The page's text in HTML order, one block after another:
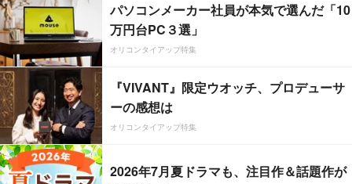
パソコンメーカー社員が本気で選んだ「10
万円台PC３選」
オリコンタイアップ特集
『VIVANT』限定ウオッチ、プロデューサ
ーの感想は
オリコンタイアップ特集
2026年7月夏ドラマも、注目作＆話題作が